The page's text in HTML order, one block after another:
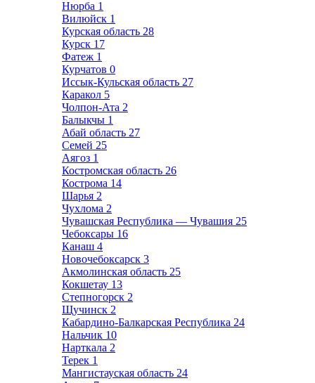
Нюрба 1
Вилюйск 1
Курская область 28
Курск 17
Фатеж 1
Курчатов 0
Иссык-Кульская область 27
Каракол 5
Чолпон-Ата 2
Балыкчы 1
Абай область 27
Семей 25
Аягоз 1
Костромская область 26
Кострома 14
Шарья 2
Чухлома 2
Чувашская Республика — Чувашия 25
Чебоксары 16
Канаш 4
Новочебоксарск 3
Акмолинская область 25
Кокшетау 13
Степногорск 2
Щучинск 2
Кабардино-Балкарская Республика 24
Нальчик 10
Нарткала 2
Терек 1
Мангистауская область 24